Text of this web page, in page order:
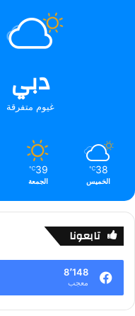
دبي
غيوم متفرقة
38
℃
الخميس
39
℃
الجمعة
تابعونا
8٬148
معجب